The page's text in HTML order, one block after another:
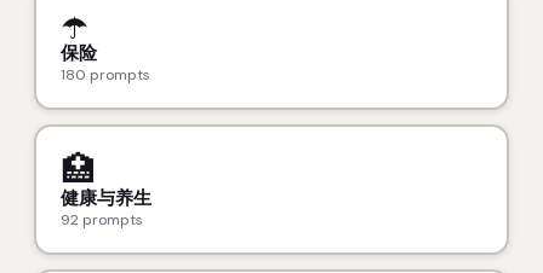
☂️
保险
180 prompts
🏥
健康与养生
92 prompts